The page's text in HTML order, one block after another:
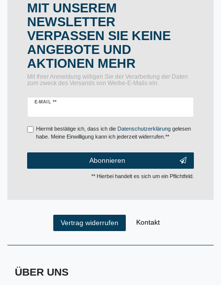
MIT UNSEREM
NEWSLETTER
VERPASSEN SIE KEINE
ANGEBOTE UND
AKTIONEN MEHR
Mit Ihrer Anmeldung willigen Sie der Verarbeitung der Daten
zum zweck des Versands von Werbe-E-Mails ein.
E-MAIL **
Newsletter
Hiermit bestätige ich, dass ich die Daten­schutz­erklärunggelesen
habe. Meine Einwilligung kann ich jederzeit widerrufen.**
Abonnieren
** Hierbei handelt es sich um ein Pflichtfeld.
Vertrag widerrufen Kontakt
ÜBER UNS